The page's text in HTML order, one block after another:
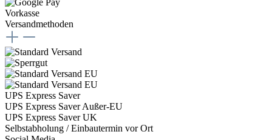
Vorkasse
Versandmethoden
UPS Express Saver
UPS Express Saver Außer-EU
UPS Express Saver UK
Selbstabholung / Einbautermin vor Ort